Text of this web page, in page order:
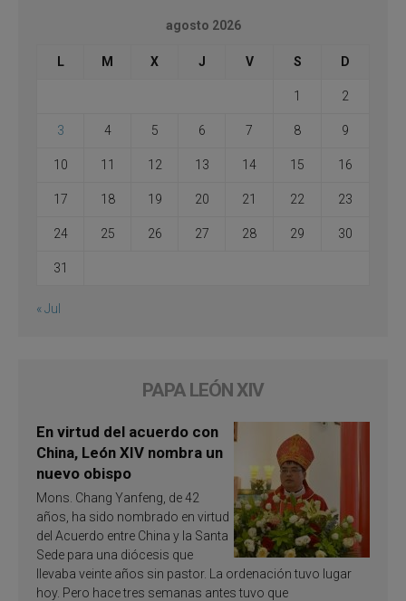
agosto 2026
L M X J V S D
1 2
3 4 5 6 7 8 9
10 11 12 13 14 15 16
17 18 19 20 21 22 23
24 25 26 27 28 29 30
31
« Jul
PAPA LEÓN XIV
En virtud del acuerdo con
China, León XIV nombra un
nuevo obispo
Mons. Chang Yanfeng, de 42
años, ha sido nombrado en virtud
del Acuerdo entre China y la Santa
Sede para una diócesis que
llevaba veinte años sin pastor. La ordenación tuvo lugar
hoy. Pero hace tres semanas antes tuvo que